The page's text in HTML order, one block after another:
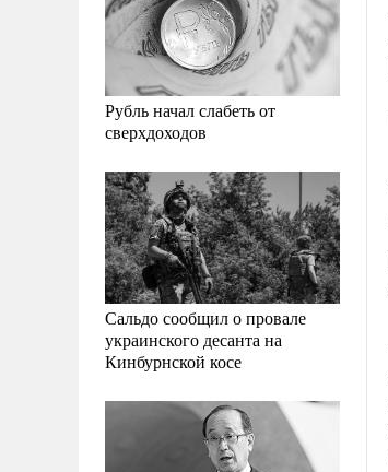
Рубль начал слабеть от
сверхдоходов
Сальдо сообщил о провале
украинского десанта на
Кинбурнской косе